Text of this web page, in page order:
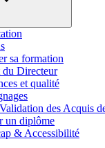
sa formation
Directeur
et qualité
des Acquis
un diplôme
& Accessibilité